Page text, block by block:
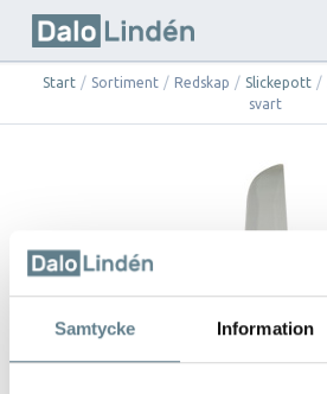
Samtycke Information
Start / Sortiment / Redskap / Slickepott /
svart